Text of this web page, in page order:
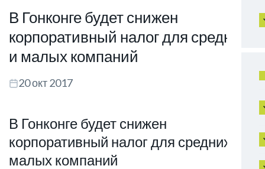
В Гонконге будет снижен
корпоративный налог для средних
и малых компаний
20 окт 2017
В Гонконге будет снижен
корпоративный налог для средних и
малых компаний